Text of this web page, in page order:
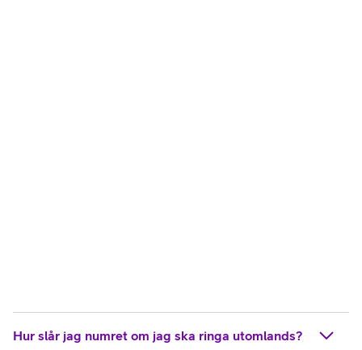
Hur slår jag numret om jag ska ringa utomlands?